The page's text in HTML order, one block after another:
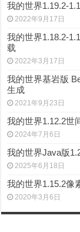
我的世界1.19.2-
2022年9月17日
我的世界1.18.2-
载
2022年3月17日
我的世界基岩版
生成
2021年9月23日
我的世界1.12.2世
2024年7月6日
我的世界Java版
2025年6月18日
我的世界1.15.2像
2020年3月6日